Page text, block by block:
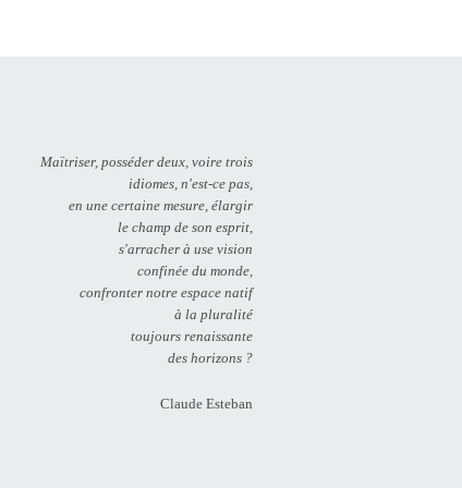
Maïtriser, posséder deux, voire trois
idiomes, n'est-ce pas,
en une certaine mesure, élargir
le champ de son esprit,
s'arracher à use vision
confinée du monde,
confronter notre espace natif
à la pluralité
toujours renaissante
des horizons ?
Claude Esteban